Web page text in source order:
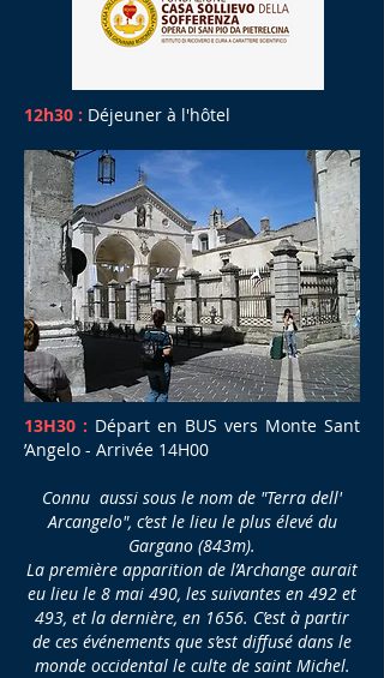
12h30 : Déjeuner à l'hôtel
13H30 : Départ en BUS vers Monte Sant
’Angelo - Arrivée 14H00
Connu aussi sous le nom de "Terra dell'
Arcangelo", c’est le lieu le plus élevé du
Gargano (843m).
La première apparition de l’Archange aurait
eu lieu le 8 mai 490, les suivantes en 492 et
493, et la dernière, en 1656. C’est à partir
de ces événements que s’est diffusé dans le
monde occidental le culte de saint Michel.